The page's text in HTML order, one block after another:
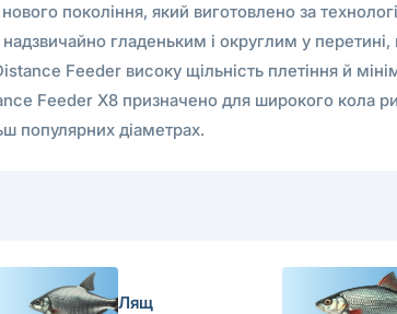
покоління, який виготовлено за
гладеньким і округлим у
Feeder високу щільність плетіння й
Feeder X8 призначено для широкого кола
популярних діаметрах.
Лящ